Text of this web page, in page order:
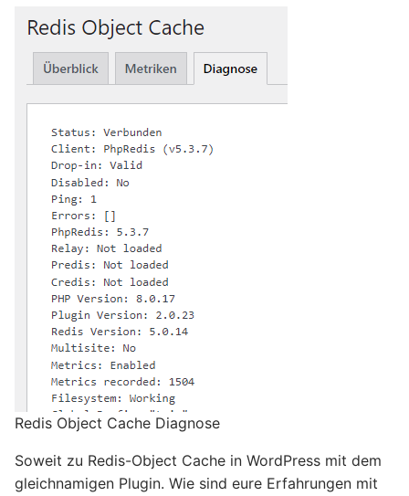
Redis Object Cache Diagnose
Soweit zu Redis-Object Cache in WordPress mit dem
gleichnamigen Plugin. Wie sind eure Erfahrungen mit